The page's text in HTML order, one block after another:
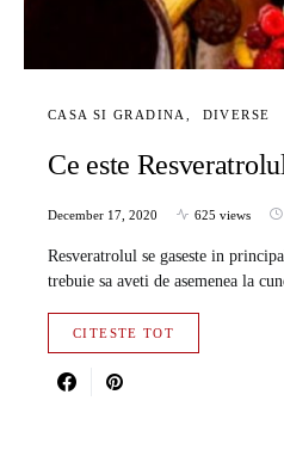
CASA SI GRADINA DIVERSE
Ce este
December 17, 2020 625 views
Resveratrolul se gaseste in
trebuie sa aveti de asemenea la
CITESTE TOT